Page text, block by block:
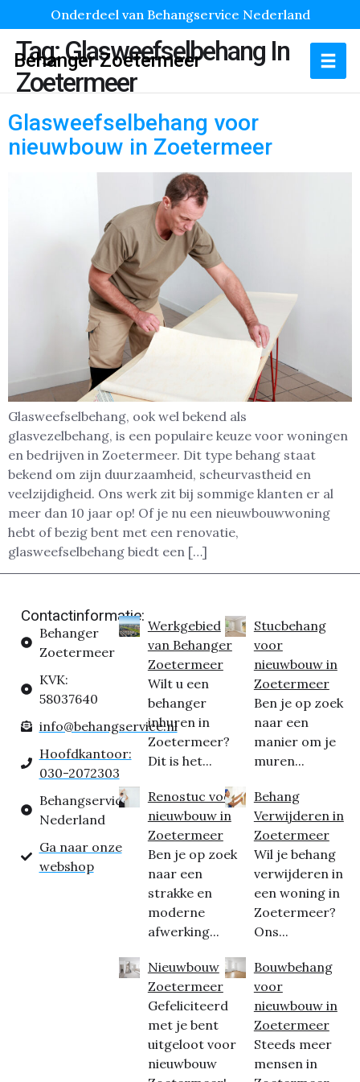
Onderdeel van Behangservice Nederland
Behanger Zoetermeer
Tag:Glasweefselbehang In
Zoetermeer
Glasweefselbehang voor
nieuwbouw in Zoetermeer
Glasweefselbehang, ook wel bekend als
glasvezelbehang, is een populaire keuze voor woningen
en bedrijven in Zoetermeer. Dit type behang staat
bekend om zijn duurzaamheid, scheurvastheid en
veelzijdigheid. Ons werk zit bij sommige klanten er al
meer dan 10 jaar op! Of je nu een nieuwbouwwoning
hebt of bezig bent met een renovatie,
glasweefselbehang biedt een […]
Contactinformatie:
Behanger
Zoetermeer
KVK:
58037640
info@behangservice.nl
Hoofdkantoor:
030-2072303
Behangservice
Nederland
Ga naar onze
webshop
Werkgebied
van Behanger
Zoetermeer
Wilt u een
behanger
inhuren in
Zoetermeer?
Dit is het...
Renostuc voor
nieuwbouw in
Zoetermeer
Ben je op zoek
naar een
strakke en
moderne
afwerking...
Nieuwbouw
Zoetermeer
Gefeliciteerd
met je bent
uitgeloot voor
nieuwbouw
Stucbehang
voor
nieuwbouw in
Zoetermeer
Ben je op zoek
naar een
manier om je
muren...
Behang
Verwijderen in
Zoetermeer
Wil je behang
verwijderen in
een woning in
Zoetermeer?
Ons...
Bouwbehang
voor
nieuwbouw in
Zoetermeer
Steeds meer
mensen in